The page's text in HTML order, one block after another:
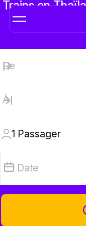
Trains en
1 Passager
Date